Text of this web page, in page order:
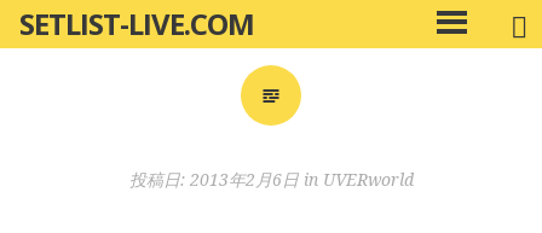
ン
SETLIST-LIVE.COM
メ
イ
投稿日: 2013年2月6日in UVERworld